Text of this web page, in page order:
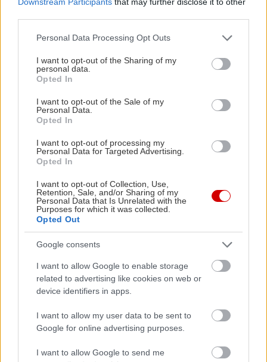
Please note that this website/app uses one or more Google
not limited to your visit or usage behaviour. You may click to
grant or deny consent to Google and its third-party tags to
use your data for below specified purposes in below Google
consent section.
Personal Data Processing Opt Outs
I want to opt-out of the Sharing of my
personal data.
Opted In
I want to opt-out of the Sale of my
Personal Data.
Opted In
I want to opt-out of processing my
Personal Data for Targeted Advertising.
Opted In
I want to opt-out of Collection, Use,
Retention, Sale, and/or Sharing of my
Personal Data that Is Unrelated with the
Purposes for which it was collected.
Opted Out
Google consents
I want to allow Google to enable storage
related to advertising like cookies on web or
device identifiers in apps.
I want to allow my user data to be sent to
Google for online advertising purposes.
I want to allow Google to send me
χύμα κρασί από το οινοποιείο Παπαγεωργίου, και
ο λογαριασμός «βγαίνει» στα 15€ το άτομο.
Musique Café & More
Αρριανού 37 &
τηλ.: 210 7238900
Ξέρουμε τι σκέφτεστε,
ναι, το όνομά του είναι
εστιατόριο. Για την
ακρίβεια, δεν είναι
(σερβίρει και πρωινό, και καφέ και ποτό…).
χάρη στην ιδιαίτερη αδυναμία που δείχνει στις
ναξιώτικες συνταγές και τα υλικά που φροντίζει
οτιδήποτε με γραβιέρα Νάξου (οι επιλογές είναι
μαστίχα Χίου μέχρι καμουφλαρισμένη ανάμεσα σε